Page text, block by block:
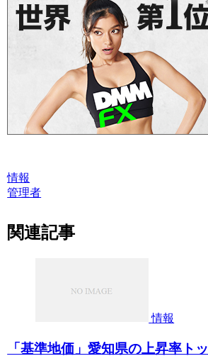
情報
管理者
関連記事
情報
「基準地価」愛知県の上昇率トッ